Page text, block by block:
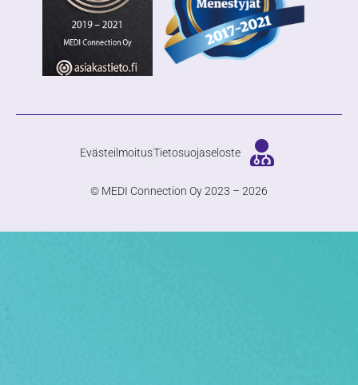
EvästeilmoitusTietosuojaseloste
© MEDI Connection Oy 2023 – 2026